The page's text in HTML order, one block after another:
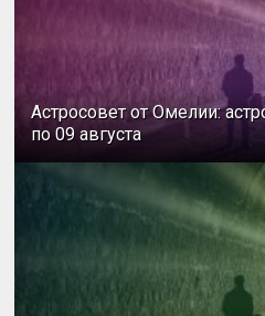
Астросовет от Омелии:
по 09 августа